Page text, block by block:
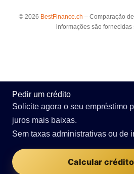
© 2026 BestFinance.ch – Comparação
informações são fornecidas
Pedir um crédito
Solicite agora o seu empréstimo
juros mais baixas.
Sem taxas administrativas ou de
Calcular